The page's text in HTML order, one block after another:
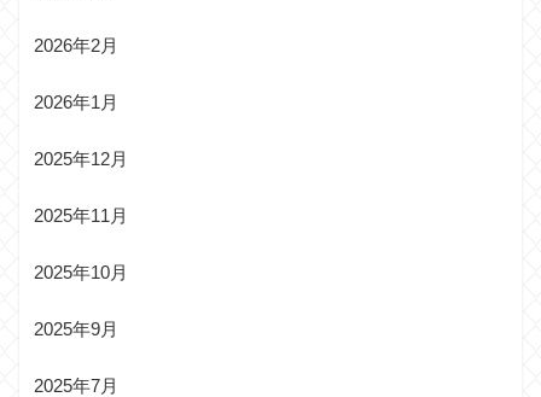
2026年2月
2026年1月
2025年12月
2025年11月
2025年10月
2025年9月
2025年7月